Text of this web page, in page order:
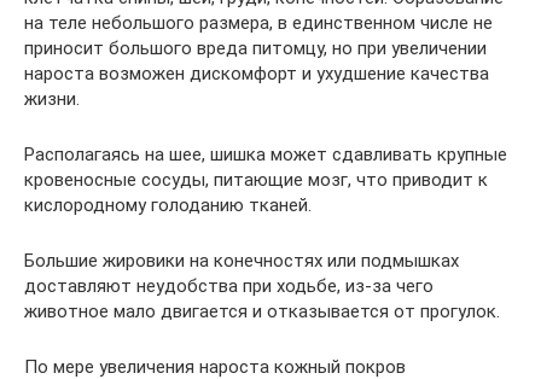
на теле небольшого размера, в единственном числе не
приносит большого вреда питомцу, но при увеличении
нароста возможен дискомфорт и ухудшение качества
жизни.
Располагаясь на шее, шишка может сдавливать крупные
кровеносные сосуды, питающие мозг, что приводит к
кислородному голоданию тканей.
Большие жировики на конечностях или подмышках
доставляют неудобства при ходьбе, из-за чего
животное мало двигается и отказывается от прогулок.
По мере увеличения нароста кожный покров